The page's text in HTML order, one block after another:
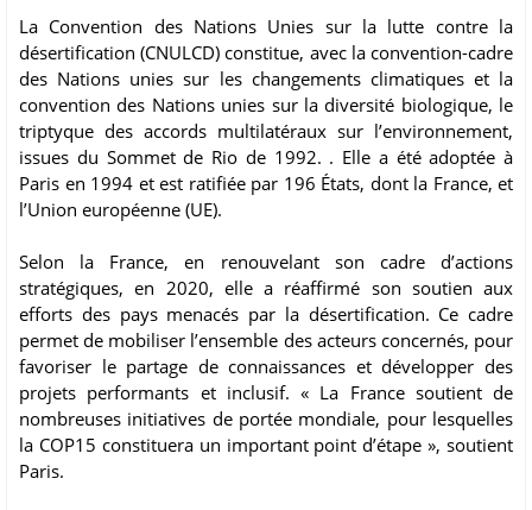
La Convention des Nations Unies sur la lutte contre la
désertification (CNULCD) constitue, avec la convention-cadre
des Nations unies sur les changements climatiques et la
convention des Nations unies sur la diversité biologique, le
triptyque des accords multilatéraux sur l’environnement,
issues du Sommet de Rio de 1992. . Elle a été adoptée à
Paris en 1994 et est ratifiée par 196 États, dont la France, et
l’Union européenne (UE).
Selon la France, en renouvelant son cadre d’actions
stratégiques, en 2020, elle a réaffirmé son soutien aux
efforts des pays menacés par la désertification. Ce cadre
permet de mobiliser l’ensemble des acteurs concernés, pour
favoriser le partage de connaissances et développer des
projets performants et inclusif. « La France soutient de
nombreuses initiatives de portée mondiale, pour lesquelles
la COP15 constituera un important point d’étape », soutient
Paris.